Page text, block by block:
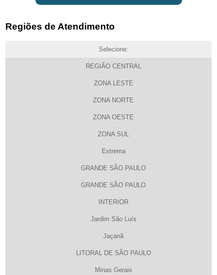
Regiões de Atendimento
Selecione:
REGIÃO CENTRAL
ZONA LESTE
ZONA NORTE
ZONA OESTE
ZONA SUL
Extrema
GRANDE SÃO PAULO
GRANDE SÃO PAULO
INTERIOR
Jardim São Luís
Jaçanã
LITORAL DE SÃO PAULO
Minas Gerais